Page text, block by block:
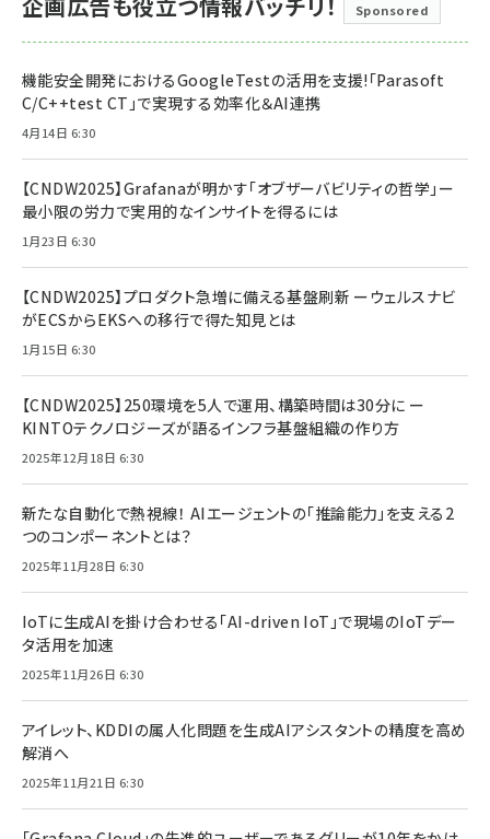
Sponsored
機能安全開発におけるGoogleTestの活用を支援!「Parasoft
C/C++test CT」で実現する効率化＆AI連携
4月14日 6:30
【CNDW2025】Grafanaが明かす「オブザーバビリティの哲学」ー
最小限の労力で実用的なインサイトを得るには
1月23日 6:30
【CNDW2025】プロダクト急増に備える基盤刷新 ーウェルスナビ
がECSからEKSへの移行で得た知見とは
1月15日 6:30
【CNDW2025】250環境を5人で運用、構築時間は30分に ー
KINTOテクノロジーズが語るインフラ基盤組織の作り方
2025年12月18日 6:30
新たな自動化で熱視線！ AIエージェントの「推論能力」を支える2
つのコンポーネントとは？
2025年11月28日 6:30
IoTに生成AIを掛け合わせる「AI-driven IoT」で現場のIoTデー
タ活用を加速
2025年11月26日 6:30
アイレット、KDDIの属人化問題を生成AIアシスタントの精度を高め
解消へ
2025年11月21日 6:30